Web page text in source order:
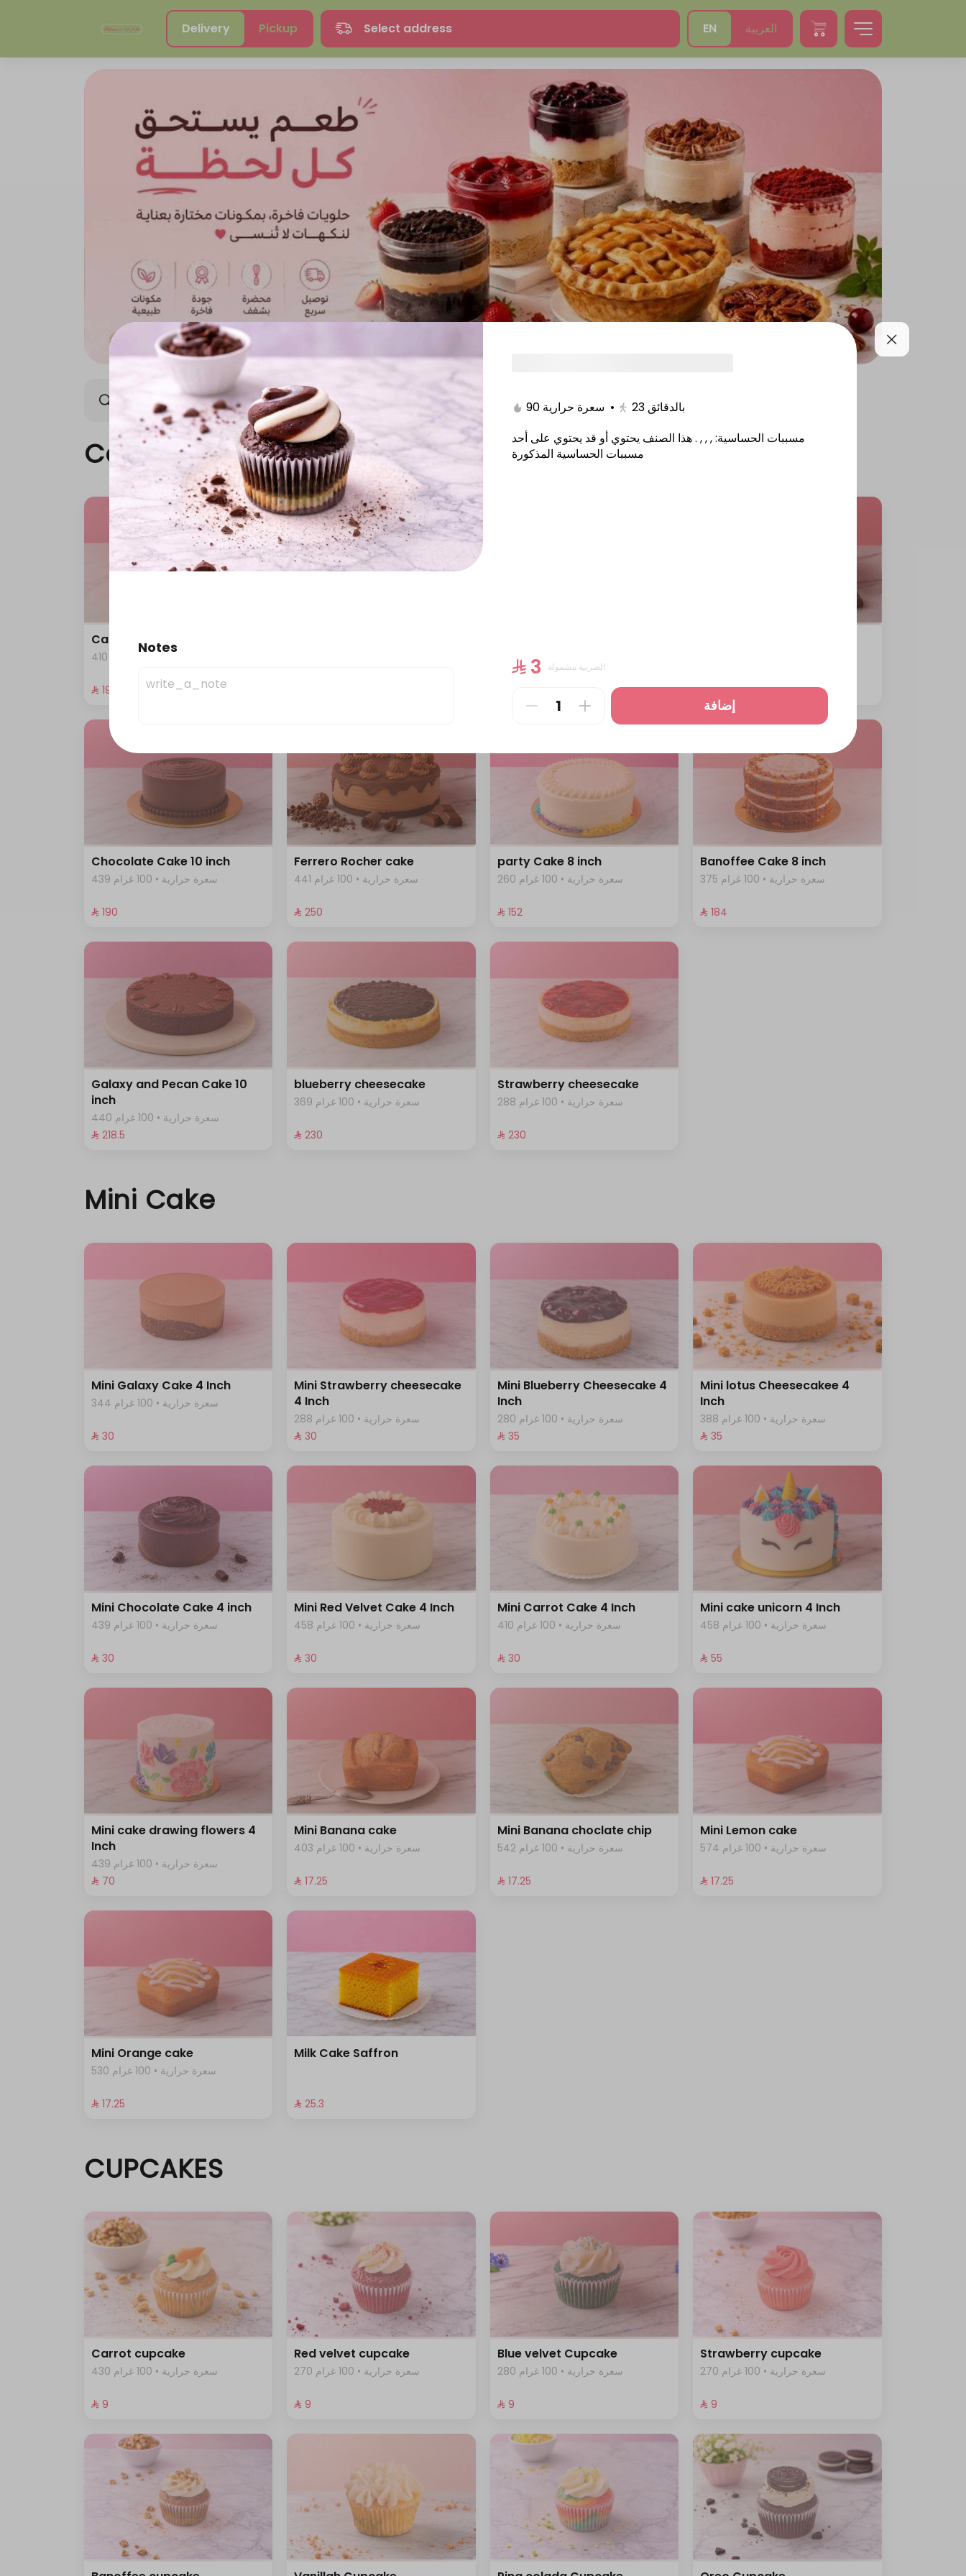
Delivery Pickup Select address EN العربية
Cake Mini Cake CUPCAKES COOKIES muffin BROWNIES PIES
Cake
Carrot Cake 10 Inch
410 سعرة حرارية • 100 غرام
⁨⁦‪‬ 190⁩ ⁨⁦‪‬ 230⁩
Chocolate Cake 10 inch
439 سعرة حرارية • 100 غرام
⁨⁦‪‬ 190⁩
Ferrero Rocher cake
441 سعرة حرارية • 100 غرام
⁨⁦‪‬ 250⁩
party Cake 8 inch
260 سعرة حرارية • 100 غرام
⁨⁦‪‬ 152⁩
Banoffee Cake 8 inch
375 سعرة حرارية • 100 غرام
⁨⁦‪‬ 184⁩
Galaxy and Pecan Cake 10
inch
440 سعرة حرارية • 100 غرام
⁨⁦‪‬ 218.5⁩
blueberry cheesecake
369 سعرة حرارية • 100 غرام
⁨⁦‪‬ 230⁩
Strawberry cheesecake
288 سعرة حرارية • 100 غرام
⁨⁦‪‬ 230⁩
Mini Cake
Mini Galaxy Cake 4 Inch
344 سعرة حرارية • 100 غرام
⁨⁦‪‬ 30⁩
Mini Strawberry cheesecake
4 Inch
288 سعرة حرارية • 100 غرام
⁨⁦‪‬ 30⁩
Mini Blueberry Cheesecake 4
Inch
280 سعرة حرارية • 100 غرام
⁨⁦‪‬ 35⁩
Mini lotus Cheesecakee 4
Inch
388 سعرة حرارية • 100 غرام
⁨⁦‪‬ 35⁩
Mini Chocolate Cake 4 inch
439 سعرة حرارية • 100 غرام
⁨⁦‪‬ 30⁩
Mini Red Velvet Cake 4 Inch
458 سعرة حرارية • 100 غرام
⁨⁦‪‬ 30⁩
Mini Carrot Cake 4 Inch
410 سعرة حرارية • 100 غرام
⁨⁦‪‬ 30⁩
Mini cake unicorn 4 Inch
458 سعرة حرارية • 100 غرام
⁨⁦‪‬ 55⁩
Mini cake drawing flowers 4
Inch
439 سعرة حرارية • 100 غرام
⁨⁦‪‬ 70⁩
Mini Banana cake
403 سعرة حرارية • 100 غرام
⁨⁦‪‬ 17.25⁩
Mini Banana choclate chip
542 سعرة حرارية • 100 غرام
⁨⁦‪‬ 17.25⁩
Mini Lemon cake
574 سعرة حرارية • 100 غرام
⁨⁦‪‬ 17.25⁩
Mini Orange cake
530 سعرة حرارية • 100 غرام
⁨⁦‪‬ 17.25⁩
Milk Cake Saffron
⁨⁦‪‬ 25.3⁩
CUPCAKES
Carrot cupcake
430 سعرة حرارية • 100 غرام
⁨⁦‪‬ 9⁩
Red velvet cupcake
270 سعرة حرارية • 100 غرام
⁨⁦‪‬ 9⁩
Blue velvet Cupcake
280 سعرة حرارية • 100 غرام
⁨⁦‪‬ 9⁩
Strawberry cupcake
270 سعرة حرارية • 100 غرام
⁨⁦‪‬ 9⁩
Notes
90 سعرة حرارية • 23بالدقائق
مسببات الحساسية:
, , ,
.هذا الصنف يحتوي أو قد يحتوي على أحد
مسببات الحساسية المذكورة
⁨⁦‪‬ 3⁩ الضريبة مشمولة
إضافة